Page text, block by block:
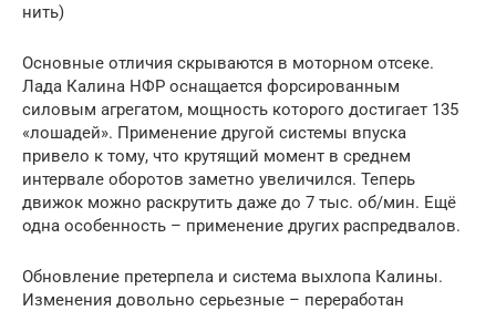
нить)
Основные отличия скрываются в моторном отсеке.
Лада Калина НФР оснащается форсированным
силовым агрегатом, мощность которого достигает 135
«лошадей». Применение другой системы впуска
привело к тому, что крутящий момент в среднем
интервале оборотов заметно увеличился. Теперь
движок можно раскрутить даже до 7 тыс. об/мин. Ещё
одна особенность – применение других распредвалов.
Обновление претерпела и система выхлопа Калины.
Изменения довольно серьезные – переработан